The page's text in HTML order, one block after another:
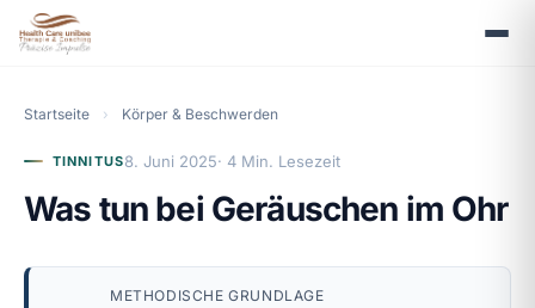
Startseite › Körper & Beschwerden
TINNITUS8. Juni 2025· 4 Min. Lesezeit
Was tun bei Geräuschen im Ohr
METHODISCHE GRUNDLAGE